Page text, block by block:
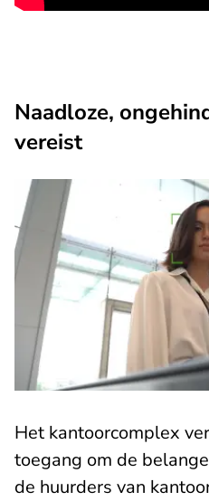
Naadloze,
vereist
Het kantoorcomplex
toegang om de
de huurders van